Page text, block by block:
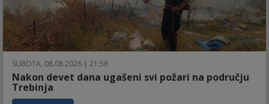
SUBOTA, 08.08.2026 | 21:56
Nakon devet dana ugašeni svi požari na području
Trebinja